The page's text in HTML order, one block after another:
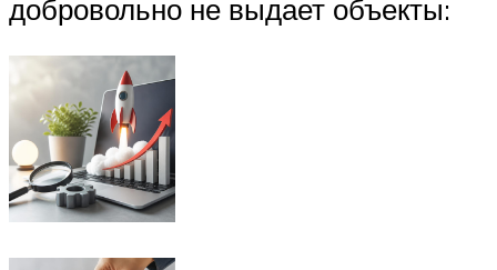
добровольно не выдает объекты: